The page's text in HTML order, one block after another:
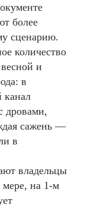
более
сценарию.
количество
и
в
канал
дровами,
сажень —
в
владельцы
на 1-м